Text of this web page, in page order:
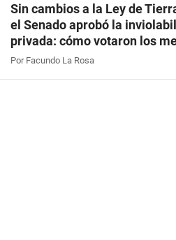
Sin cambios a la Ley de
el Senado aprobó la
privada: cómo votaron los
Por Facundo La Rosa